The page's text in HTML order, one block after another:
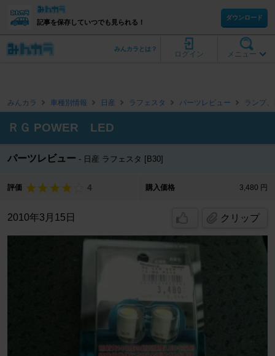
記事を保存していつでも見られる！
ダウンロード
メニュー
ログイン
みんカラとは？
みんカラ 車種別情報 日産 ラフェスタ パーツレビュー ランプ
ＲＧ POWER LED
パーツレビュー 日産 ラフェスタ [B30]
評価 4 購入価格 3,480 円
2010年3月15日 クリップ